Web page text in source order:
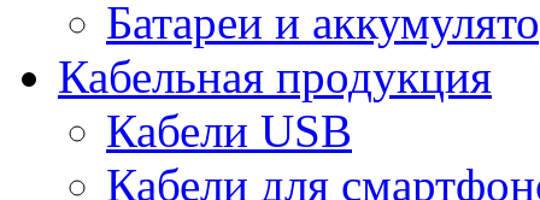
Батареи и
Кабельная продукция
Кабели USB
Кабели для